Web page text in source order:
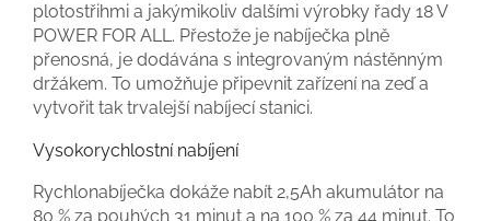
plotostřihmi a jakýmikoliv dalšími výrobky řady 18 V
POWER FOR ALL. Přestože je nabíječka plně
přenosná, je dodávána s integrovaným nástěnným
držákem. To umožňuje připevnit zařízení na zeď a
vytvořit tak trvalejší nabíjecí stanici.
Vysokorychlostní nabíjení
Rychlonabíječka dokáže nabít 2,5Ah akumulátor na
80 % za pouhých 31 minut a na 100 % za 44 minut. To